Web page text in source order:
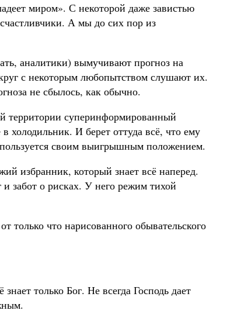
миром». С некоторой даже завистью
А мы до сих пор из
аналитики) вымучивают прогноз на
с некоторым любопытством слушают их.
не сбылось, как обычно.
территории суперинформированный
холодильник. И берет оттуда всё, что ему
своим выигрышным положением.
избранник, который знает всё наперед.
забот о рисках. У него режим тихой
только что нарисованного обывательского
только Бог. Не всегда Господь дает